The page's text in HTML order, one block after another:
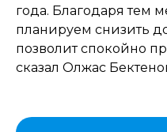
года. Благодаря тем
планируем снизить
позволит спокойно
сказал Олжас